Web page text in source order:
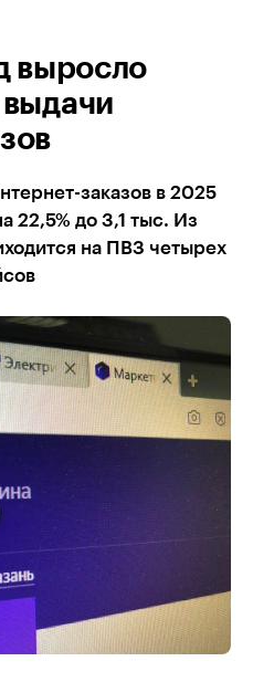
выросло
выдачи
заказов в 2025
22,5% до 3,1 тыс. Из
на ПВЗ четырех